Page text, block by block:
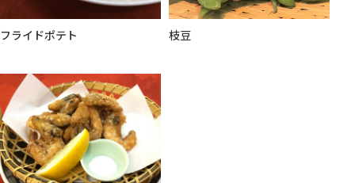
フライドポテト 枝豆